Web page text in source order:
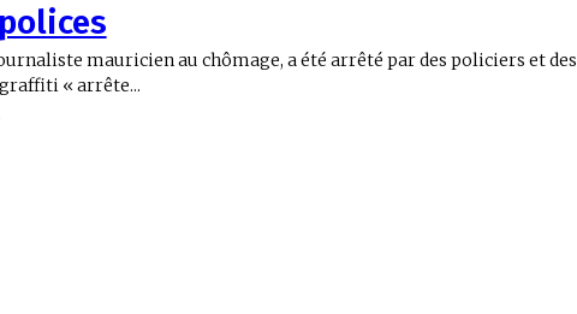
mauricien au chômage, a été arrêté par des policiers et des
« arrête...